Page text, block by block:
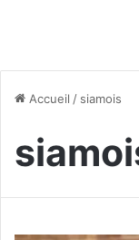
Accueil / siamois